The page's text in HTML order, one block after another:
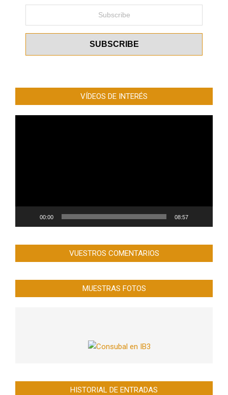
VÍDEOS DE INTERÉS
00:00 08:57
VUESTROS COMENTARIOS
MUESTRAS FOTOS
HISTORIAL DE ENTRADAS